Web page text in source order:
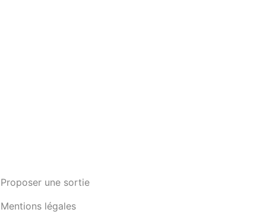
Proposer une sortie
Mentions légales